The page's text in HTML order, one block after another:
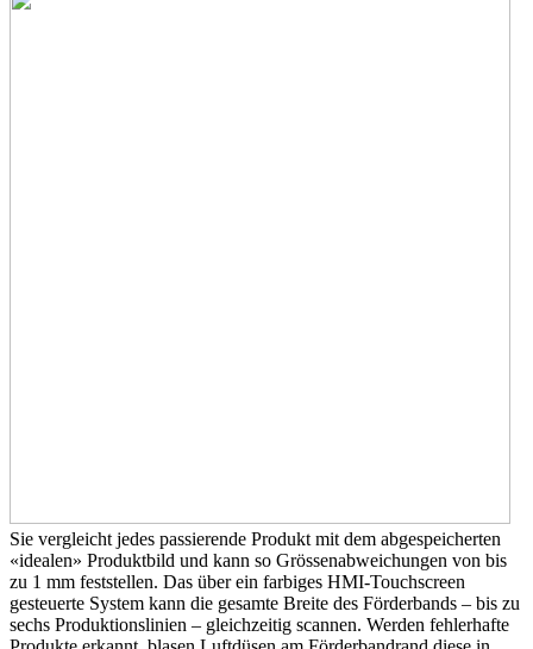
Sie vergleicht jedes passierende Produkt mit dem abgespeicherten
«idealen» Produktbild und kann so Grössenabweichungen von bis
zu 1 mm feststellen. Das über ein farbiges HMI-Touchscreen
gesteuerte System kann die gesamte Breite des Förderbands – bis zu
sechs Produktionslinien – gleichzeitig scannen. Werden fehlerhafte